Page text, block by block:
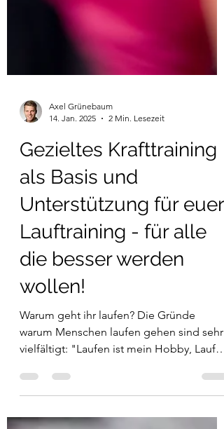
Axel Grünebaum
14. Jan. 2025
2 Min. Lesezeit
Gezieltes Krafttraining
als Basis und
Unterstützung für euer
Lauftraining - für alle
die besser werden
wollen!
Warum geht ihr laufen? Die Gründe
vielfältigt: "Laufen ist mein Hobby, Laufen
macht mir Spaß!" "Ich...